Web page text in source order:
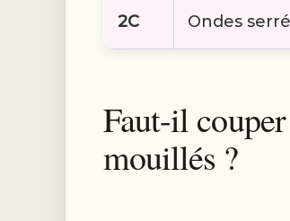
2C Ondes
Faut-il
mouillés ?